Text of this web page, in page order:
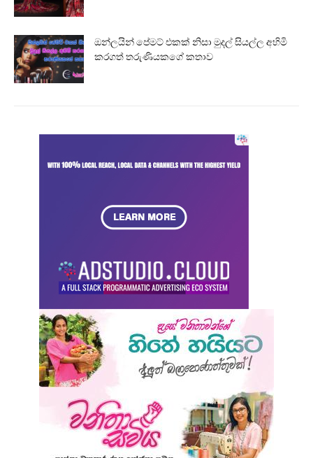
ඔන්ලයින් පේමට් එකක් නිසා මුදල් සියල්ල අහිමි
කරගත් තරුණියකගේ කතාව